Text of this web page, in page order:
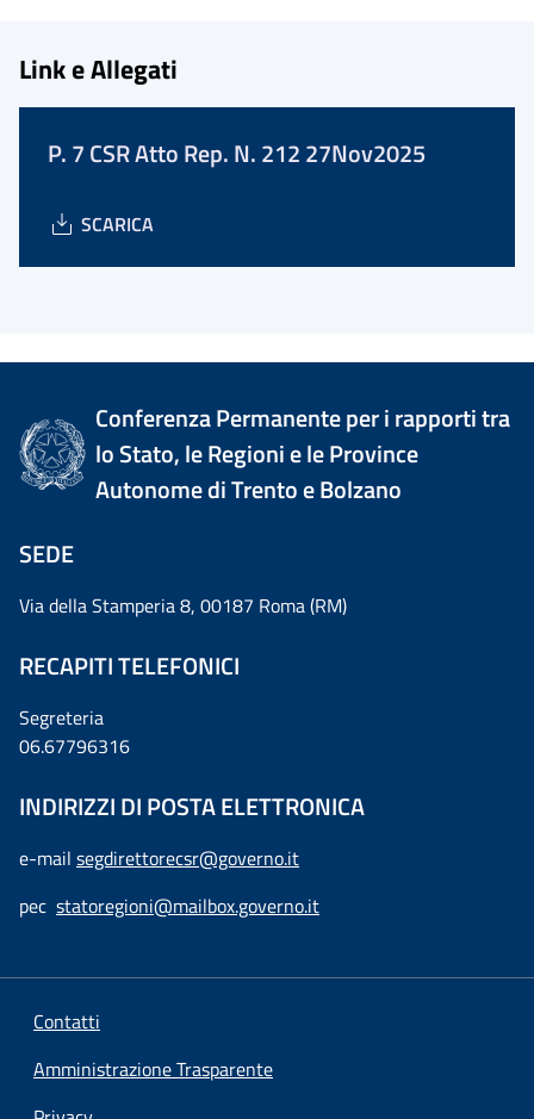
Link e Allegati
P. 7 CSR Atto Rep. N. 212 27Nov2025
SCARICA
Conferenza Permanente per i rapporti tra
lo Stato, le Regioni e le Province
Autonome di Trento e Bolzano
SEDE
Via della Stamperia 8, 00187 Roma (RM)
RECAPITI TELEFONICI
Segreteria
06.67796316
INDIRIZZI DI POSTA ELETTRONICA
e-mail segdirettorecsr@governo.it
pec statoregioni@mailbox.governo.it
Contatti
Amministrazione Trasparente